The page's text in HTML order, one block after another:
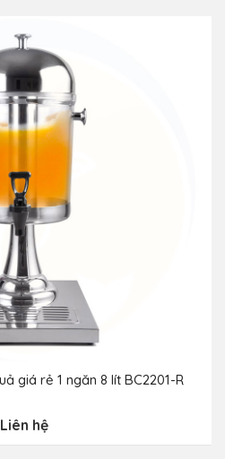
giá rẻ 1 ngăn 8 lít BC2201-R
Liên hệ